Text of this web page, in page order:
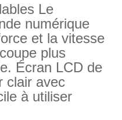
Le
numérique
et la vitesse
plus
Écran LCD de
clair avec
à utiliser